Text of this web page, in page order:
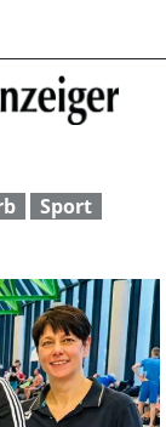
Sport